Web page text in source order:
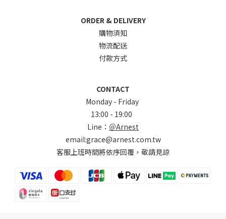
ORDER & DELIVERY
購物須知
物流配送
付款方式
CONTACT
Monday - Friday
13:00 - 19:00
Line： ＠Arnest
email:grace@arnest.com.tw
客服上班時間將依序回覆，敬請見諒